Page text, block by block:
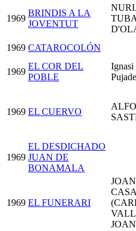
1969
BRINDIS A LA
JOVENTUT
1969 CATAROCOLÓN
1969
EL COR DEL
POBLE
Ignasi
1969 EL CUERVO
1969
EL DESDICHADO
JUAN DE
BONAMALA
1969 EL FUNERARI